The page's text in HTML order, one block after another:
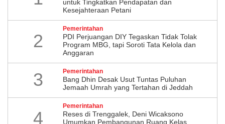
untuk Tingkatkan Pendapatan dan
Kesejahteraan Petani
2
Pemerintahan
PDI Perjuangan DIY Tegaskan Tidak Tolak
Program MBG, tapi Soroti Tata Kelola dan
Anggaran
3 Pemerintahan
Bang Dhin Desak Usut Tuntas Puluhan
Jemaah Umrah yang Tertahan di Jeddah
4
Pemerintahan
​Reses di Trenggalek, Deni Wicaksono
Umumkan Pembangunan Ruang Kelas